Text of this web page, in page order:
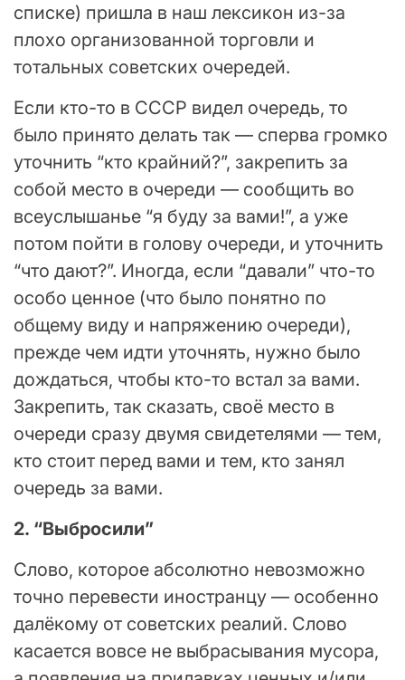
списке) пришла в наш лексикон из-за
плохо организованной торговли и
тотальных советских очередей.
Если кто-то в СССР видел очередь, то
было принято делать так — сперва громко
уточнить “кто крайний?”, закрепить за
собой место в очереди — сообщить во
всеуслышанье “я буду за вами!”, а уже
потом пойти в голову очереди, и уточнить
“что дают?”. Иногда, если “давали” что-то
особо ценное (что было понятно по
общему виду и напряжению очереди),
прежде чем идти уточнять, нужно было
дождаться, чтобы кто-то встал за вами.
Закрепить, так сказать, своё место в
очереди сразу двумя свидетелями — тем,
кто стоит перед вами и тем, кто занял
очередь за вами.
2. “Выбросили”
Слово, которое абсолютно невозможно
точно перевести иностранцу — особенно
далёкому от советских реалий. Слово
касается вовсе не выбрасывания мусора,